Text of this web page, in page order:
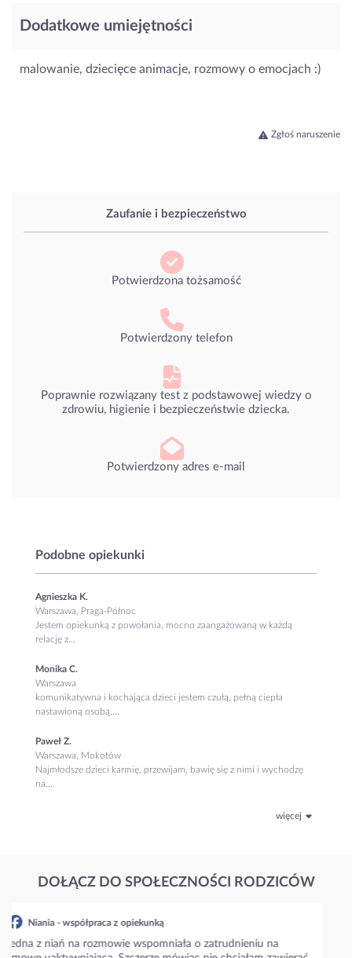
Zaufanie i bezpieczeństwo
Potwierdzona tożsamość
Potwierdzony telefon
Poprawnie rozwiązany test z podstawowej wiedzy o
zdrowiu, higienie i bezpieczeństwie dziecka.
Potwierdzony adres e-mail
Podobne opiekunki
Agnieszka K.
Warszawa, Praga-Północ
Jestem opiekunką z powołania, mocno zaangażowaną w każdą
relację z...
Monika C.
Warszawa
komunikatywna i kochająca dzieci jestem czułą, pełną ciepła
nastawioną osobą,...
Paweł Z.
Warszawa, Mokotów
Najmłodsze dzieci karmię, przewijam, bawię się z nimi i wychodzę
na...
więcej
Dodatkowe umiejętności
malowanie, dziecięce animacje, rozmowy o emocjach :)
Zgłoś naruszenie
DOŁĄCZ DO SPOŁECZNOŚCI RODZICÓW
Niania - współpraca z opiekunką
Napiszcie prosze jakie są aktualne stawki w waszym mieście???